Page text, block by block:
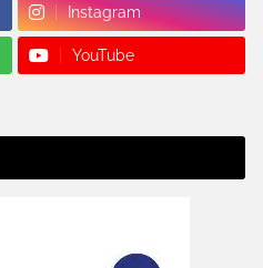
Instagram
YouTube